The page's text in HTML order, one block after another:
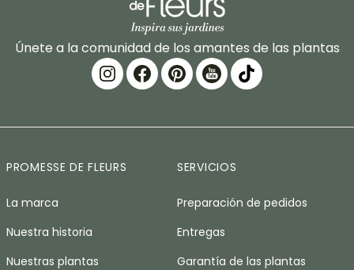
Únete a la comunidad de los amantes de las plantas
PROMESSE DE FLEURS
La marca
Nuestra historia
Nuestras plantas
SERVICIOS
Preparación de pedidos
Entregas
Garantía de las plantas